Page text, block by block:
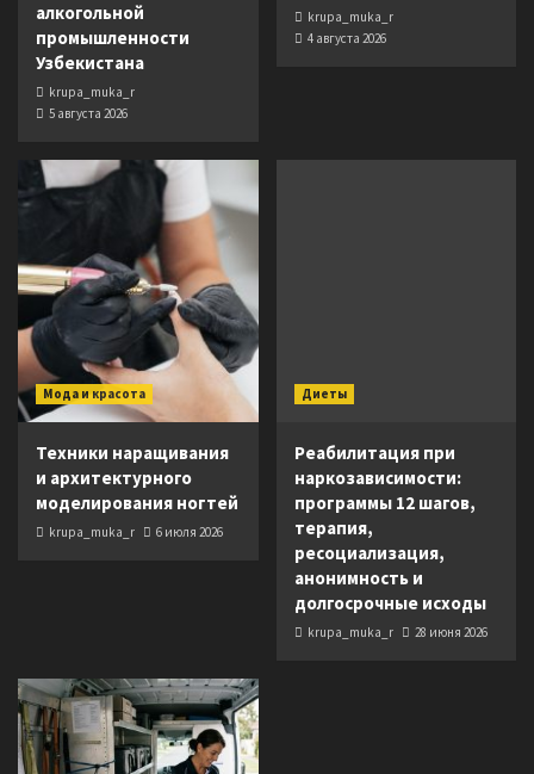
алкогольной
промышленности
Узбекистана
krupa_muka_r
5 августа 2026
krupa_muka_r
4 августа 2026
Мода и красота
Техники наращивания
и архитектурного
моделирования ногтей
krupa_muka_r 6 июля 2026
Диеты
Реабилитация при
наркозависимости:
программы 12 шагов,
терапия,
ресоциализация,
анонимность и
долгосрочные исходы
krupa_muka_r 28 июня 2026